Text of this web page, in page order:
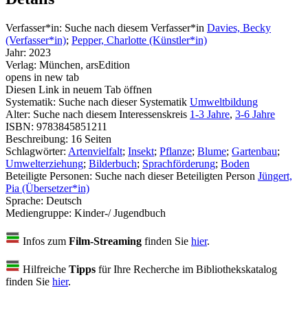
Verfasser*in: Suche nach diesem Verfasser*in Davies, Becky
(Verfasser*in); Pepper, Charlotte (Künstler*in)
Jahr: 2023
Verlag: München, arsEdition
opens in new tab
Diesen Link in neuem Tab öffnen
Systematik: Suche nach dieser Systematik Umweltbildung
Alter: Suche nach diesem Interessenskreis 1-3 Jahre, 3-6 Jahre
ISBN: 9783845851211
Beschreibung: 16 Seiten
Schlagwörter: Artenvielfalt; Insekt; Pflanze; Blume; Gartenbau;
Umwelterziehung; Bilderbuch; Sprachförderung; Boden
Beteiligte Personen: Suche nach dieser Beteiligten Person Jüngert,
Pia (Übersetzer*in)
Sprache: Deutsch
Mediengruppe: Kinder-/ Jugendbuch
Infos zum Film-Streaming finden Sie hier.
Hilfreiche Tipps für Ihre Recherche im Bibliothekskatalog
finden Sie hier.